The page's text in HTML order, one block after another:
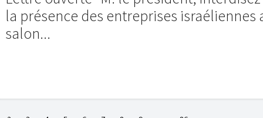
la présence des entreprises israéliennes
salon...